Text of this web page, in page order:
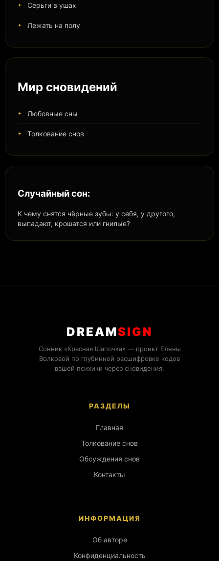
Серьги в ушах
Лежать на полу
Мир сновидений
Любовные сны
Толкование снов
Случайный сон:
К чему снятся чёрные зубы: у себя, у другого,
выпадают, крошатся или гнилые?
DREAMSIGN
Сонник «Красная Шапочка» — проект Елены
Волковой по глубинной расшифровке кодов
вашей психики через сновидения.
РАЗДЕЛЫ
Главная
Толкование снов
Обсуждения снов
Контакты
ИНФОРМАЦИЯ
Об авторе
Конфиденциальность